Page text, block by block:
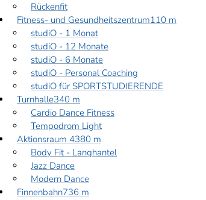
Rückenfit
Fitness- und Gesundheitszentrum110 m
studiO - 1 Monat
studiO - 12 Monate
studiO - 6 Monate
studiO - Personal Coaching
studiO für SPORTSTUDIERENDE
Turnhalle340 m
Cardio Dance Fitness
Tempodrom Light
Aktionsraum 4380 m
Body Fit - Langhantel
Jazz Dance
Modern Dance
Finnenbahn736 m